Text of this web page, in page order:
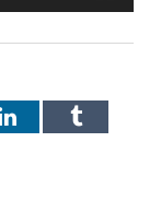
LinkedInTumblr